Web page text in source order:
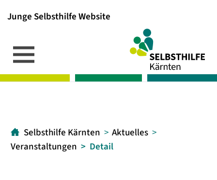
Junge Selbsthilfe Website
[1]
[2]
[3]
Selbsthilfe Kärnten
Aktuelles
Veranstaltungen
Detail